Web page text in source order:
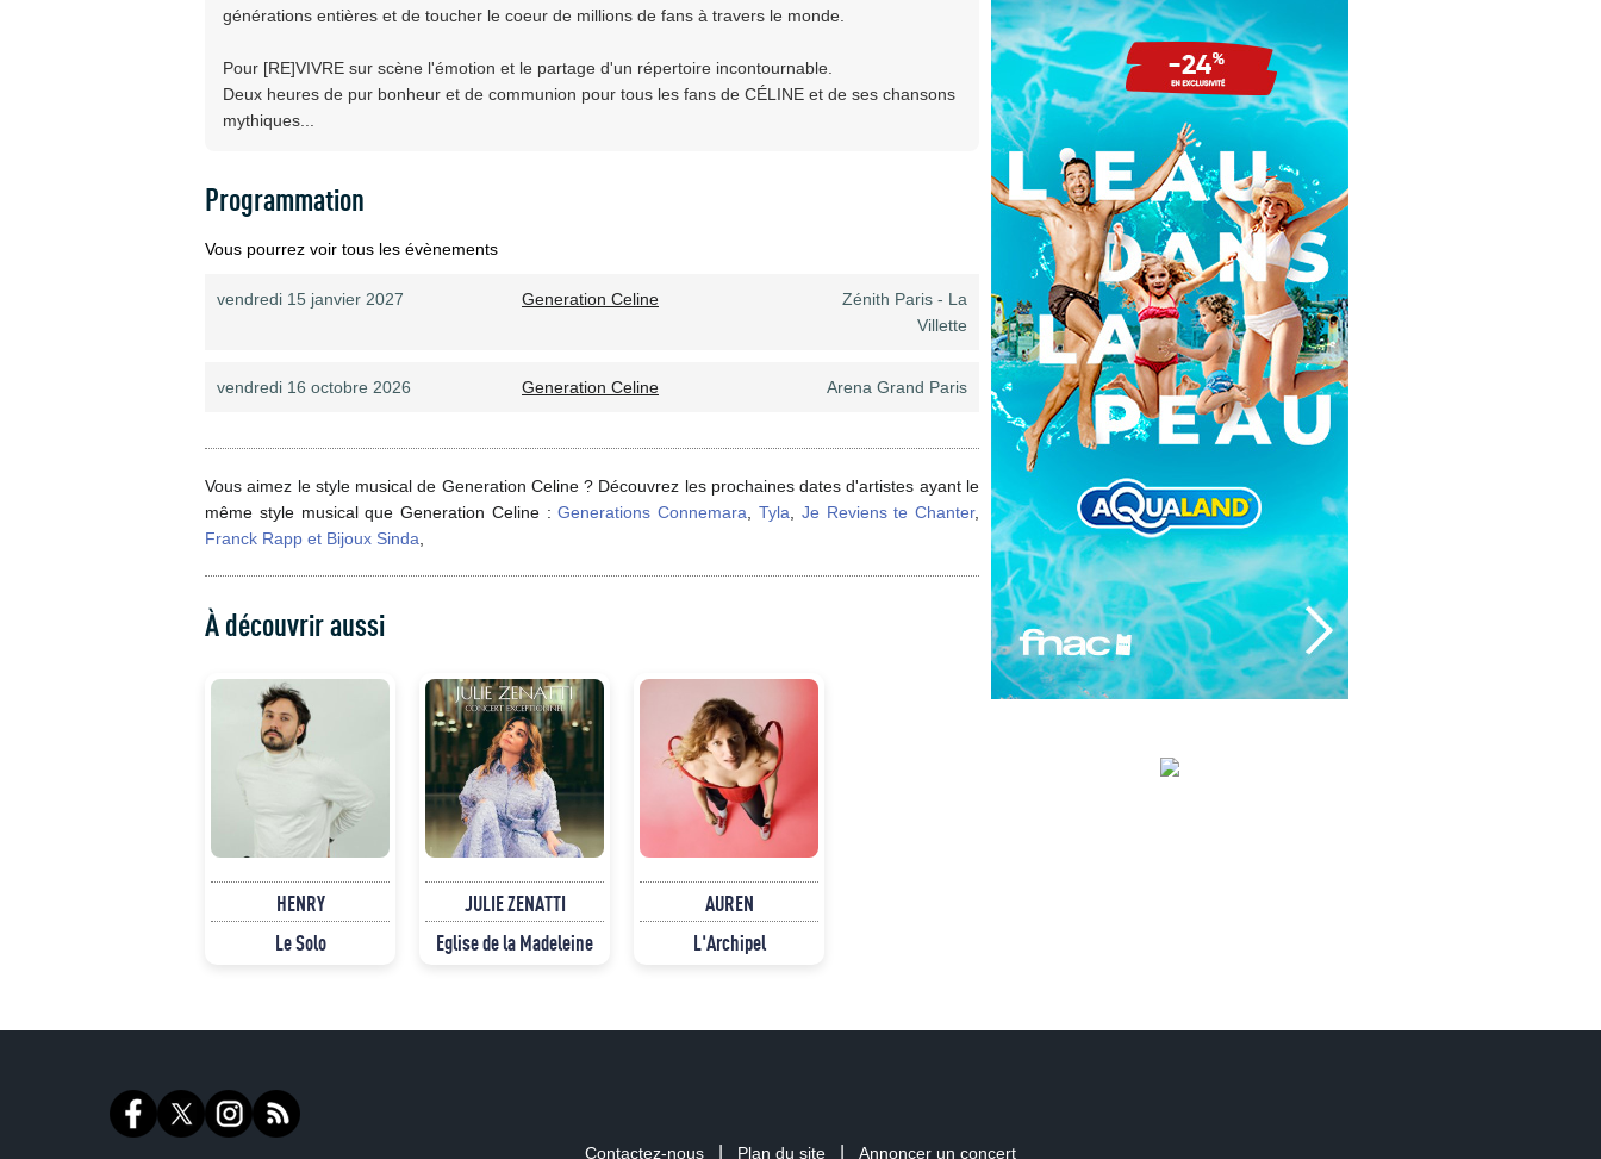
générations entières et de toucher le coeur de millions de fans à travers le monde.
Pour [RE]VIVRE sur scène l'émotion et le partage d'un répertoire incontournable.
Deux heures de pur bonheur et de communion pour tous les fans de CÉLINE et de ses chansons
mythiques...
Programmation
Vous pourrez voir tous les évènements
vendredi 15 janvier 2027 Generation Celine
Zénith Paris - La
Villette
vendredi 16 octobre 2026 Generation Celine Arena Grand Paris
Vous aimez le style musical de Generation Celine ? Découvrez les prochaines dates d'artistes ayant le
même style musical que Generation Celine :Generations Connemara Tyla Je Reviens te Chanter,
Franck Rapp et Bijoux Sinda
À découvrir aussi
HENRY
Le Solo
JULIE ZENATTI
Eglise de la Madeleine
AUREN
L'Archipel
Contactez-nous Plan du site Annoncer un concert